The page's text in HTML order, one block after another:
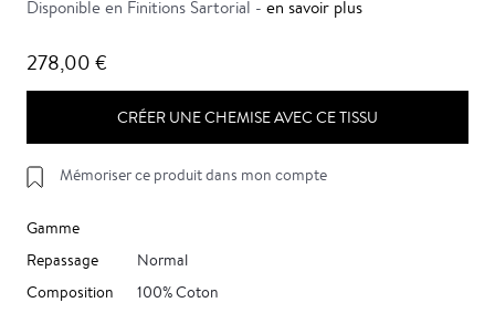
Disponible en Finitions Sartorial - en savoir plus
278,00 €
CRÉER UNE CHEMISE AVEC CE TISSU
Mémoriser ce produit dans mon compte
Gamme
Repassage
Normal
Composition
100% Coton